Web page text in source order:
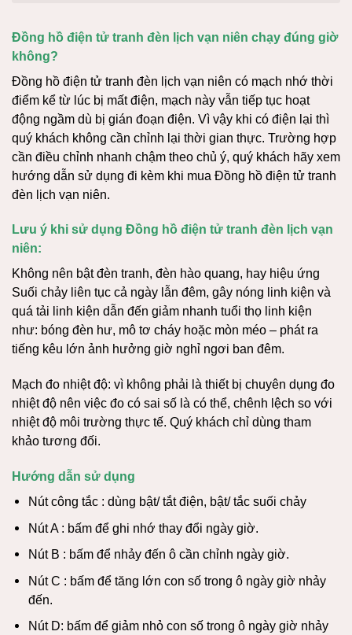
Đồng hồ điện tử tranh đèn lịch vạn niên chạy đúng giờ
không?
Đồng hồ điện tử tranh đèn lịch vạn niên có mạch nhớ thời
điểm kể từ lúc bị mất điện, mạch này vẫn tiếp tục hoạt
động ngầm dù bị gián đoạn điện. Vì vậy khi có điện lại thì
quý khách không cần chỉnh lại thời gian thực. Trường hợp
cần điều chỉnh nhanh chậm theo chủ ý, quý khách hãy xem
hướng dẫn sử dụng đi kèm khi mua Đồng hồ điện tử tranh
đèn lịch vạn niên.
Lưu ý khi sử dụng Đồng hồ điện tử tranh đèn lịch vạn
niên:
Không nên bật đèn tranh, đèn hào quang, hay hiệu ứng
Suối chảy liên tục cả ngày lẫn đêm, gây nóng linh kiện và
quá tải linh kiện dẫn đến giảm nhanh tuổi thọ linh kiện
như: bóng đèn hư, mô tơ cháy hoặc mòn méo – phát ra
tiếng kêu lớn ảnh hưởng giờ nghỉ ngơi ban đêm.
Mạch đo nhiệt độ: vì không phải là thiết bị chuyên dụng đo
nhiệt độ nên việc đo có sai số là có thể, chênh lệch so với
nhiệt độ môi trường thực tế. Quý khách chỉ dùng tham
khảo tương đối.
Hướng dẫn sử dụng
Nút công tắc : dùng bật/ tắt điện, bật/ tắc suối chảy
Nút A : bấm để ghi nhớ thay đổi ngày giờ.
Nút B : bấm để nhảy đến ô cần chỉnh ngày giờ.
Nút C : bấm để tăng lớn con số trong ô ngày giờ nhảy
đến.
Nút D: bấm để giảm nhỏ con số trong ô ngày giờ nhảy